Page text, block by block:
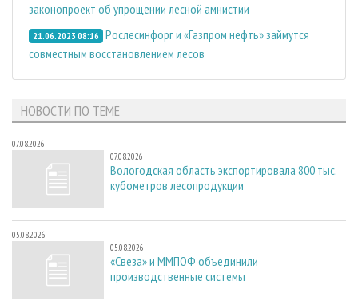
законопроект об упрощении лесной амнистии
21.06.2023 08:16 Рослесинфорг и «Газпром нефть» займутся
совместным восстановлением лесов
НОВОСТИ ПО ТЕМЕ
07.08.2026
07.08.2026
Вологодская область экспортировала 800 тыс.
кубометров лесопродукции
05.08.2026
05.08.2026
«Свеза» и ММПОФ объединили
производственные системы